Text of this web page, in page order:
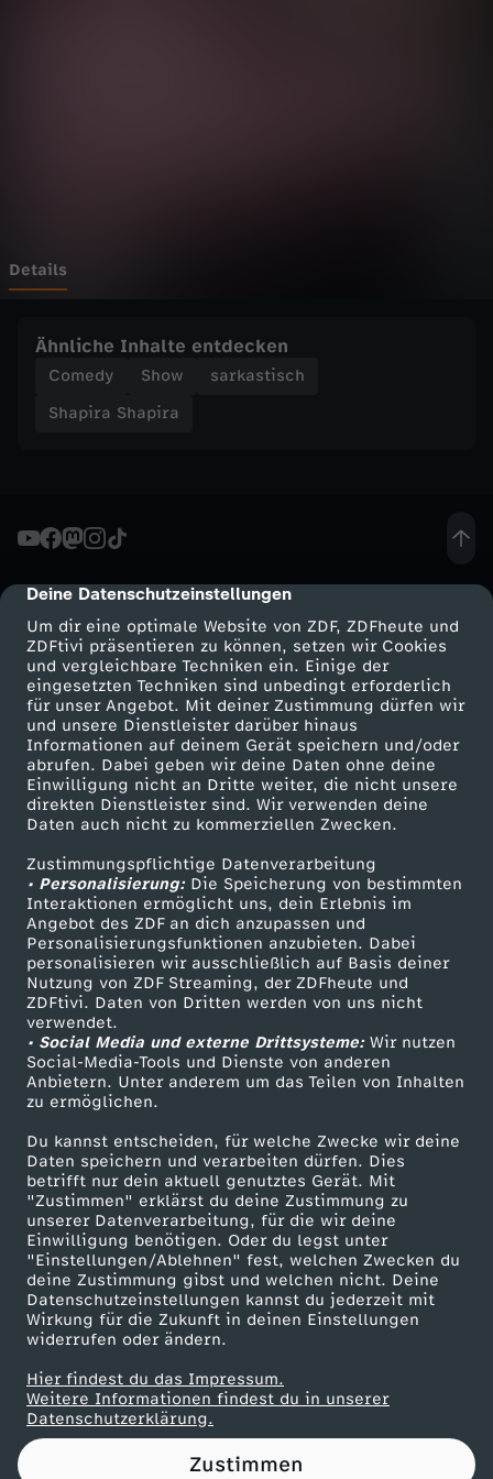
cmp-dialog-description
Deine Datenschutzeinstellungen
Um dir eine optimale Website von ZDF, ZDFheute und
ZDFtivi präsentieren zu können, setzen wir Cookies
und vergleichbare Techniken ein. Einige der
eingesetzten Techniken sind unbedingt erforderlich
für unser Angebot. Mit deiner Zustimmung dürfen wir
und unsere Dienstleister darüber hinaus
Informationen auf deinem Gerät speichern und/oder
abrufen. Dabei geben wir deine Daten ohne deine
Einwilligung nicht an Dritte weiter, die nicht unsere
direkten Dienstleister sind. Wir verwenden deine
Daten auch nicht zu kommerziellen Zwecken.
Zustimmungspflichtige Datenverarbeitung
• Personalisierung:Die Speicherung von bestimmten
Interaktionen ermöglicht uns, dein Erlebnis im
Angebot des ZDF an dich anzupassen und
Personalisierungsfunktionen anzubieten. Dabei
personalisieren wir ausschließlich auf Basis deiner
Nutzung von ZDF Streaming, der ZDFheute und
ZDFtivi. Daten von Dritten werden von uns nicht
verwendet.
• Social Media und externe Drittsysteme:Wir nutzen
Social-Media-Tools und Dienste von anderen
Anbietern. Unter anderem um das Teilen von Inhalten
zu ermöglichen.
Du kannst entscheiden, für welche Zwecke wir deine
Daten speichern und verarbeiten dürfen. Dies
betrifft nur dein aktuell genutztes Gerät. Mit
"Zustimmen" erklärst du deine Zustimmung zu
unserer Datenverarbeitung, für die wir deine
Einwilligung benötigen. Oder du legst unter
"Einstellungen/Ablehnen" fest, welchen Zwecken du
deine Zustimmung gibst und welchen nicht. Deine
Datenschutzeinstellungen kannst du jederzeit mit
Wirkung für die Zukunft in deinen Einstellungen
widerrufen oder ändern.
Hier findest du das Impressum.
Weitere Informationen findest du in unserer
Datenschutzerklärung.
Zustimmen
r
-
F
-
C
o
m
e
d
i
a
n
S
h
a
p
i
r
a
b
Details
Ähnliche Inhalte entdecken
Comedy Show
sarkastisch
Shapira Shapira
Mehr ZDF
ZDF-Apps
Smart TV
ZDFtext
Livestreams
Sendungen A-Z
TV-Programm
Service
ZDFmitreden
Kontakt zum ZDF
Tickets
Zuschauerservice
Hilfe
ZDF Unternehmen
Karriere
ZDF goes Schule
Werbefernsehen
Mainzelmännchen
Partner